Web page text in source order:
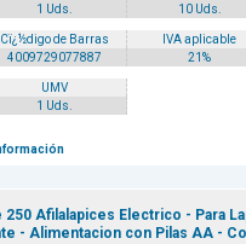
1 Uds.
10 Uds.
Cï¿½digo de Barras
IVA aplicable
4009729077887
21%
UMV
1 Uds.
250 Afilalapices Electrico - Para
- Alimentacion con Pilas AA -